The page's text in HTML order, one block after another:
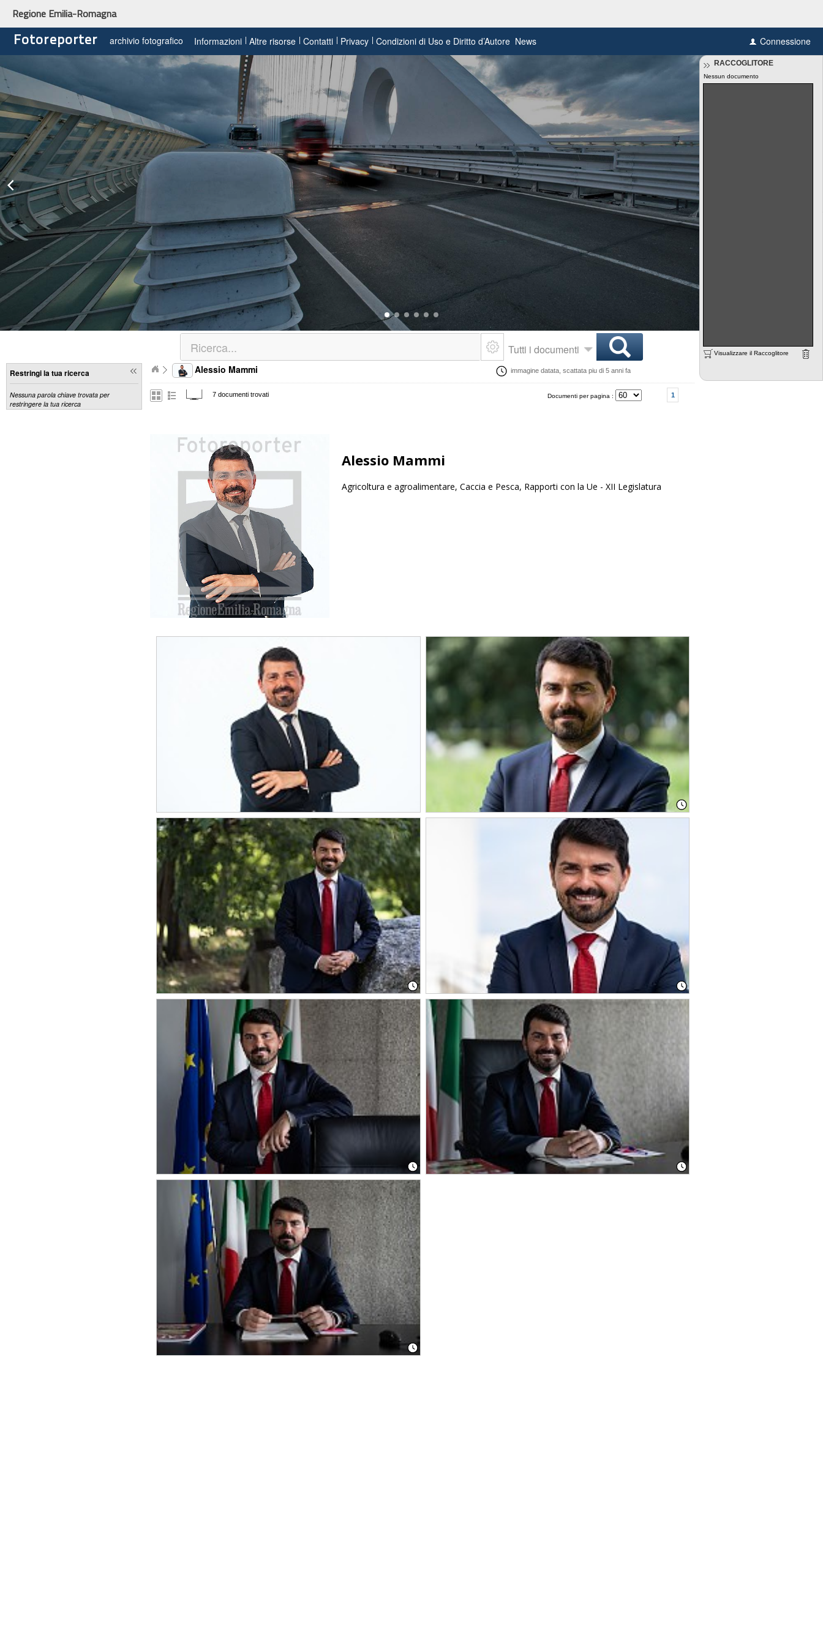
Regione Emilia-Romagna
Fotoreporter archivio fotografico Informazioni Altre risorse Contatti Privacy Condizioni di Uso e Diritto d’Autore News Connessione
Tutti i documenti
Restringi la tua ricerca
Nessuna parola chiave trovata per
restringere la tua ricerca
Alessio Mammi
7 documenti trovati 1
Documenti per pagina :
Alessio Mammi
Agricoltura e agroalimentare, Caccia e Pesca, Rapporti con la Ue - XII Legislatura
immagine datata, scattata piu di 5 anni fa
Nessun documento
RACCOGLITORE
Visualizzare il Raccoglitore